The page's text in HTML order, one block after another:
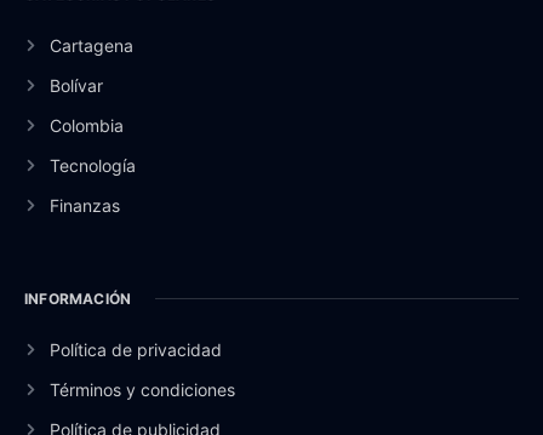
Cartagena
Bolívar
Colombia
Tecnología
Finanzas
INFORMACIÓN
Política de privacidad
Términos y condiciones
Política de publicidad